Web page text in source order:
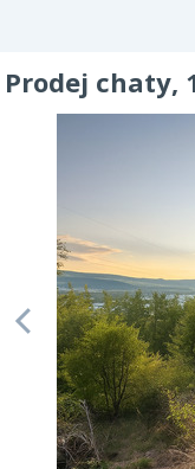
Prodej chaty,